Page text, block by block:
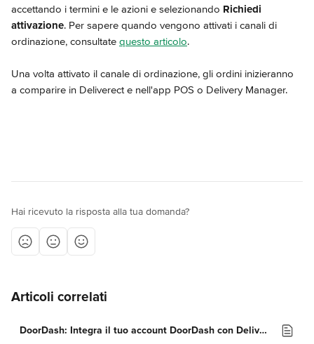
accettando i termini e le azioni e selezionando Richiedi
attivazione. Per sapere quando vengono attivati i canali di
ordinazione, consultate questo articolo.
Una volta attivato il canale di ordinazione, gli ordini inizieranno
a comparire in Deliverect e nell'app POS o Delivery Manager.
Hai ricevuto la risposta alla tua domanda?
Articoli correlati
DoorDash: Integra il tuo account DoorDash con Deliverect